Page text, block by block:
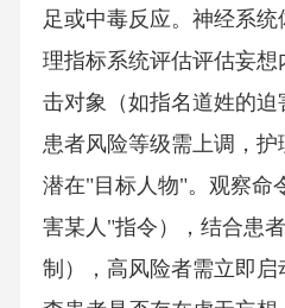
足或中毒反应。神经系
理指标系统评估评估妄
击对象（如指名道姓的迫
患者风险等级需上调，
潜在"目标人物"。观察命
害某人"指令），结合患
制），高风险者需立即